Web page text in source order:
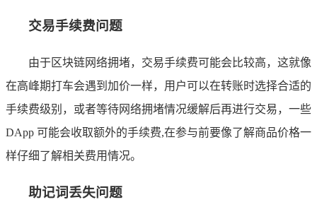
交易手续费问题
由于区块链网络拥堵，交易手续费可能会比较高，这就像
在高峰期打车会遇到加价一样，用户可以在转账时选择合适的
手续费级别，或者等待网络拥堵情况缓解后再进行交易，一些
DApp 可能会收取额外的手续费,在参与前要像了解商品价格一
样仔细了解相关费用情况。
助记词丢失问题